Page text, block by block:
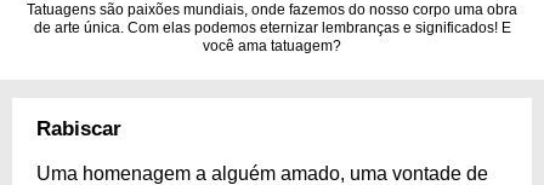
Tatuagens são paixões mundiais, onde fazemos do nosso corpo uma obra
de arte única. Com elas podemos eternizar lembranças e significados! E
você ama tatuagem?
Rabiscar
Uma homenagem a alguém amado, uma vontade de